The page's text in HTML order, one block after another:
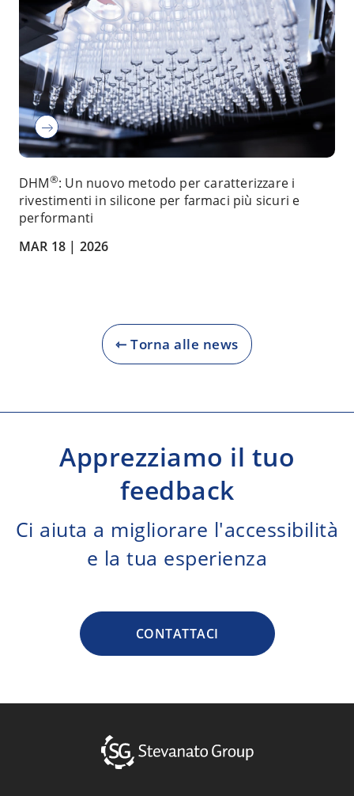
DHM®: Un nuovo metodo per caratterizzare i
rivestimenti in silicone per farmaci più sicuri e
performanti
MAR 18 | 2026
⇽ Torna alle news
Apprezziamo il tuo
feedback
Ci aiuta a migliorare l'accessibilità
e la tua esperienza
CONTATTACI